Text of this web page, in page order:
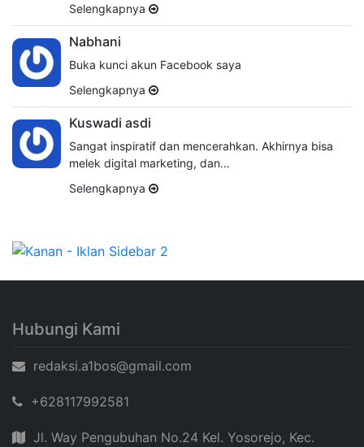
Selengkapnya
Nabhani
Buka kunci akun Facebook saya
Selengkapnya
Kuswadi asdi
Sangat inspiratif dan mencerahkan. Akhirnya bisa
melek digital marketing, dan…
Selengkapnya
Hubungi Kami
redaksi.a1bos@gmail.com
+628117992581
Jl. Way Pengubuhan No.24 Kel. Yosorejo, Kec.